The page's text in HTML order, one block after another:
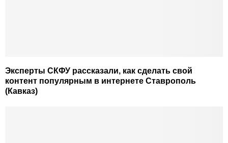
Эксперты СКФУ рассказали, как сделать свой
контент популярным в интернете Ставрополь
(Кавказ)